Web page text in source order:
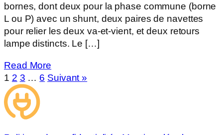
bornes, dont deux pour la phase commune (borne
L ou P) avec un shunt, deux paires de navettes
pour relier les deux va-et-vient, et deux retours
lampe distincts. Le […]
Read More
1 2 3 … 6 Suivant »